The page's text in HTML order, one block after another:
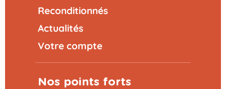
Reconditionnés
Actualités
Votre compte
Nos points forts